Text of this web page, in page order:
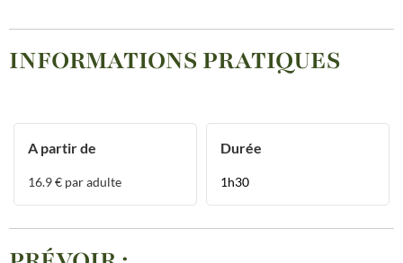
INFORMATIONS PRATIQUES
A partir de
16.9€ par adulte
Durée
1h30